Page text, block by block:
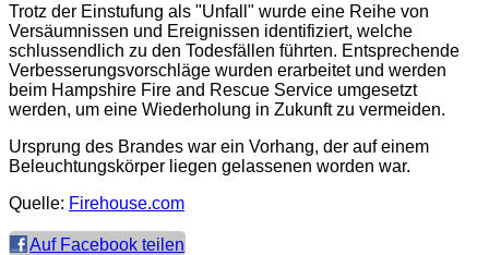
Trotz der Einstufung als "Unfall" wurde eine Reihe von
Versäumnissen und Ereignissen identifiziert, welche
schlussendlich zu den Todesfällen führten. Entsprechende
Verbesserungsvorschläge wurden erarbeitet und werden
beim Hampshire Fire and Rescue Service umgesetzt
werden, um eine Wiederholung in Zukunft zu vermeiden.
Ursprung des Brandes war ein Vorhang, der auf einem
Beleuchtungskörper liegen gelassenen worden war.
Quelle: Firehouse.com
Auf Facebook teilen